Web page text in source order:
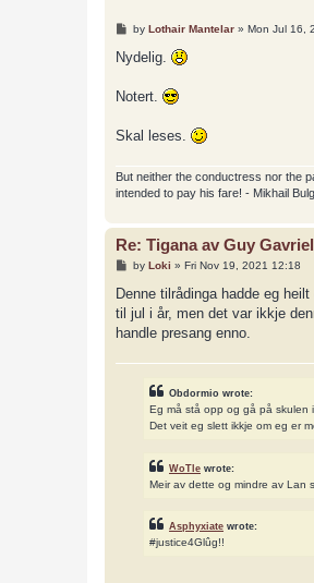
P
s
t
by Lothair Mantelar» Mon Jul 16,
Nydelig.
Notert.
Skal leses.
But neither the conductress nor the
intended to pay his fare! - Mikhail
Re: Tigana av Guy
P
s
by Loki » Fri Nov 19, 2021 12:18
Denne tilrådinga hadde eg
til jul i år, men det var ikkje
handle presang enno.
Obdormio wrote:
Eg må stå opp og gå på skulen
Det veit eg slett ikkje om eg er
WoTle wrote:
Meir av dette og mindre av Lan
Asphyxiate wrote:
#justice4Glûg!!